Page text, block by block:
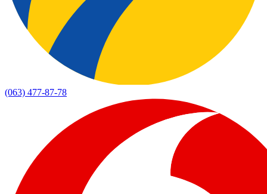
(063) 477-87-78